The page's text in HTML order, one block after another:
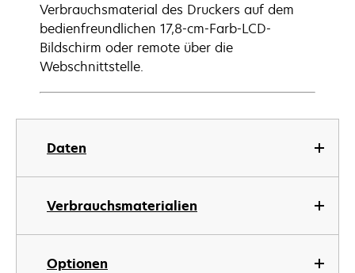
Daten
Verbrauchsmaterialien
Optionen
Verbrauchsmaterial des Druckers auf dem
bedienfreundlichen 17,8-cm-Farb-LCD-
Bildschirm oder remote über die
Webschnittstelle.